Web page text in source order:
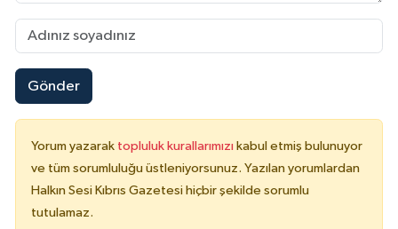
Gönder
Yorum yazarak topluluk kurallarımızı kabul etmiş bulunuyor
ve tüm sorumluluğu üstleniyorsunuz. Yazılan yorumlardan
Halkın Sesi Kıbrıs Gazetesi hiçbir şekilde sorumlu
tutulamaz.